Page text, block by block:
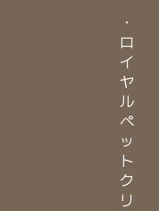
・
ロ
イ
ヤ
ル
ペ
ッ
ト
ク
リ